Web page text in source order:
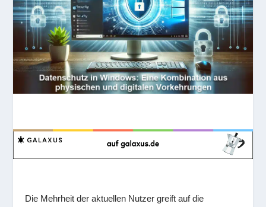
Die Mehrheit der aktuellen Nutzer greift auf die